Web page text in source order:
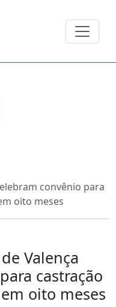
convênio para
oito meses
Valença
castração
oito meses